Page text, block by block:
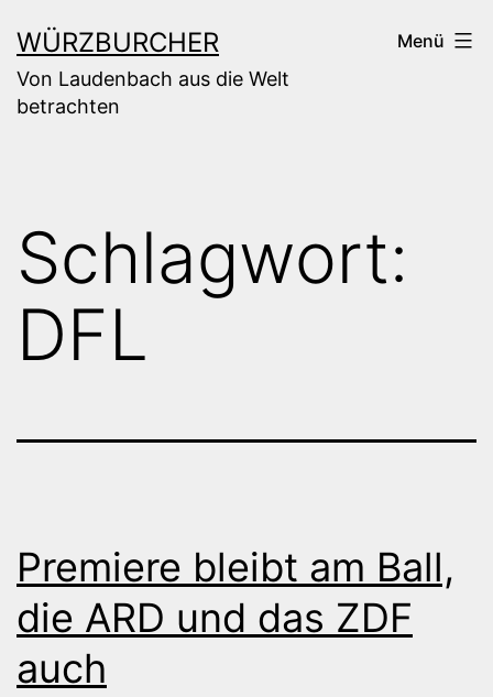
Inhalt
springen
WÜRZBURCHER
Von Laudenbach aus die Welt
betrachten
Menü
Schlagwort:
DFL
Premiere bleibt am Ball,
die ARD und das ZDF
auch